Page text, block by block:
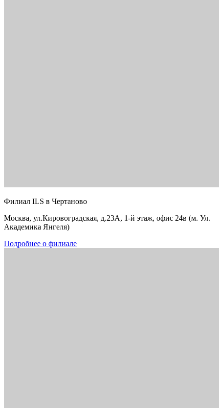
Филиал ILS в Чертаново
Москва, ул.Кировоградская, д.23А, 1-й этаж, офис 24в (м. Ул.
Академика Янгеля)
Подробнее о филиале